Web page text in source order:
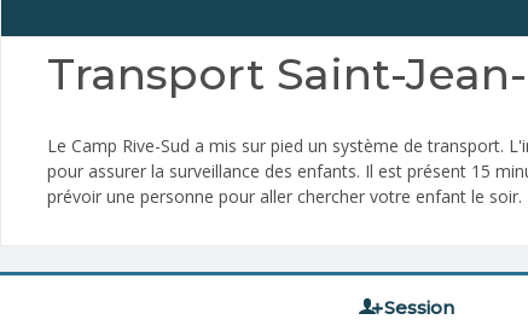
Transport Saint-
Le Camp Rive-Sud a mis sur pied un système de transport.
pour assurer la surveillance des enfants. Il est présent 15
prévoir une personne pour aller chercher votre enfant le
Session